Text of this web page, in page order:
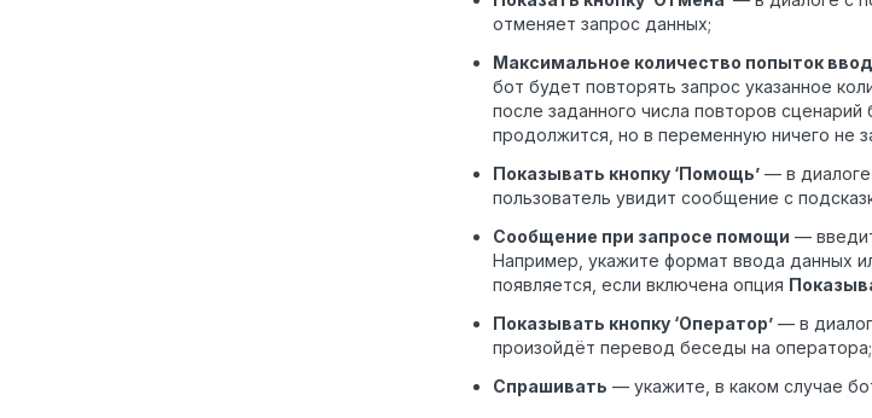
отменяет запрос данных;
Максимальное количество попыток
бот будет повторять запрос указанное
после заданного числа повторов
продолжится, но в переменную ничего не
Показывать кнопку ‘Помощь’ — в
пользователь увидит сообщение с
Сообщение при запросе помощи —
Например, укажите формат ввода данных
появляется, если включена опция
Показывать кнопку ‘Оператор’ — в
произойдёт перевод беседы на оператора;
Спрашивать — укажите, в каком случае